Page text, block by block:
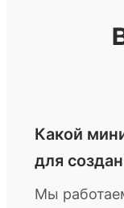
Какой
для
Мы